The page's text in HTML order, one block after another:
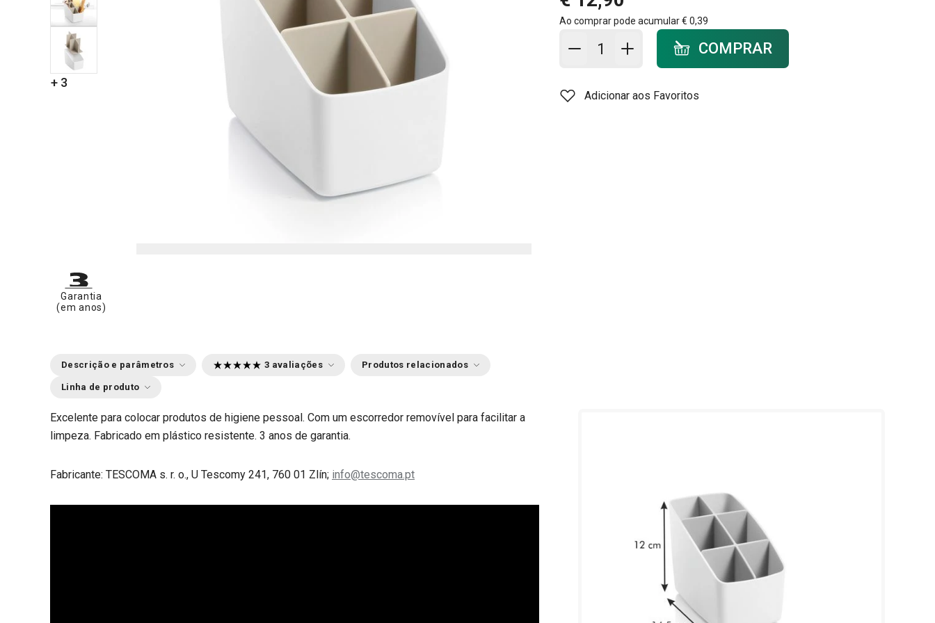
+ 3
Ao comprar pode acumular€ 0,39
Adicionar ao carrinho - quantidade
COMPRAR
Adicionar aos Favoritos
Garantia
(em anos)
Descrição e parâmetros 3 avaliações Produtos relacionados
Linha de produto
Excelente para colocar produtos de higiene pessoal. Com um escorredor removível para facilitar a
limpeza. Fabricado em plástico resistente. 3 anos de garantia.
Fabricante: TESCOMA s. r. o., U Tescomy 241, 760 01 Zlín; info@tescoma.pt